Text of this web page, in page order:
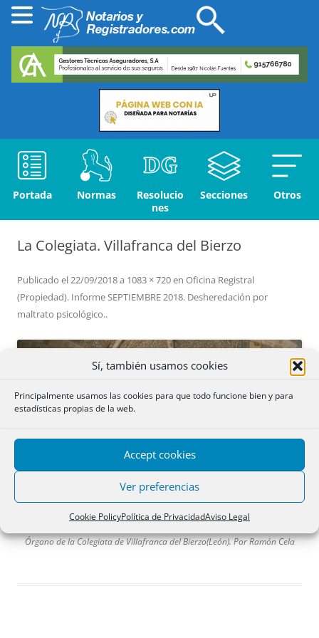
Sí, también usamos cookies
Principalmente usamos las cookies para que todo funcione bien y para
estadísticas propias de la web.
Accept cookies
Ver preferencias
Cookie PolicyPolítica de PrivacidadAviso Legal
Portada Normas
Resolucio
nes
Secciones Otros
La Colegiata. Villafranca del Bierzo
Publicado el22/09/2018a 1083 × 720en Oficina Registral
(Propiedad). Informe SEPTIEMBRE 2018. Desheredación por
maltrato psicológico..
Órgano de la Colegiata de Villafranca del Bierzo(León). Por Ramón Cela